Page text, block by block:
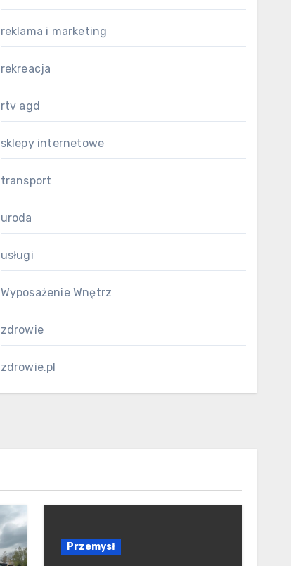
reklama i marketing
rekreacja
rtv agd
sklepy internetowe
transport
uroda
usługi
Wyposażenie Wnętrz
zdrowie
zdrowie.pl
Przemysł